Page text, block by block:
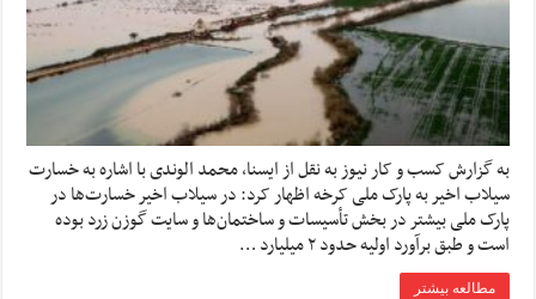
به گزارش کسب و کار نیوز به نقل از ایسنا, محمد الوندی با اشاره به خسارت
سیلاب اخیر به پارک ملی کرخه اظهار کرد: در سیلاب اخیر خسارت‌ها در
پارک ملی بیشتر در بخش تأسیسات و ساختمان‌ها و سایت گوزن زرد بوده
است و طبق برآورد اولیه حدود ۲ میلیارد …
مطالعه بیشتر